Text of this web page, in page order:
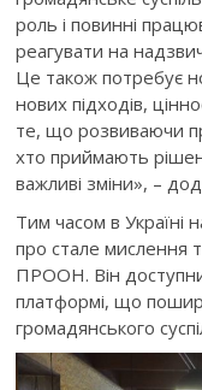
роль і повинні
реагувати на
Це також потребує
нових підходів,
те, що розвиваючи
хто приймають
важливі зміни», –
Тим часом в Україні
про стале мислення
ПРООН. Він
платформі, що
громадянського